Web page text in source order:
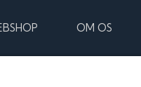
OM OS